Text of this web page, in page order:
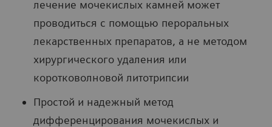
лечение мочекислых камней может
проводиться с помощью пероральных
лекарственных препаратов, а не методом
хирургического удаления или
коротковолновой литотрипсии
Простой и надежный метод
дифференцирования мочекислых и